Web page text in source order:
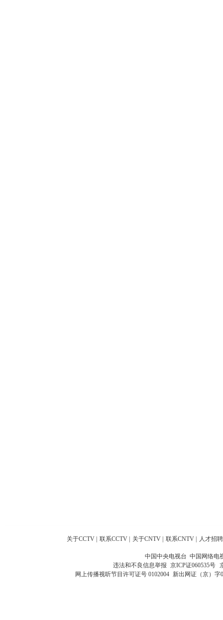
关于CCTV 联系CCTV 关于CNTV 联系CNTV 人才招聘
中国中央电视台 中国网络电
违法和不良信息举报 京ICP证060535号
网上传播视听节目许可证号 0102004 新出网证（京）